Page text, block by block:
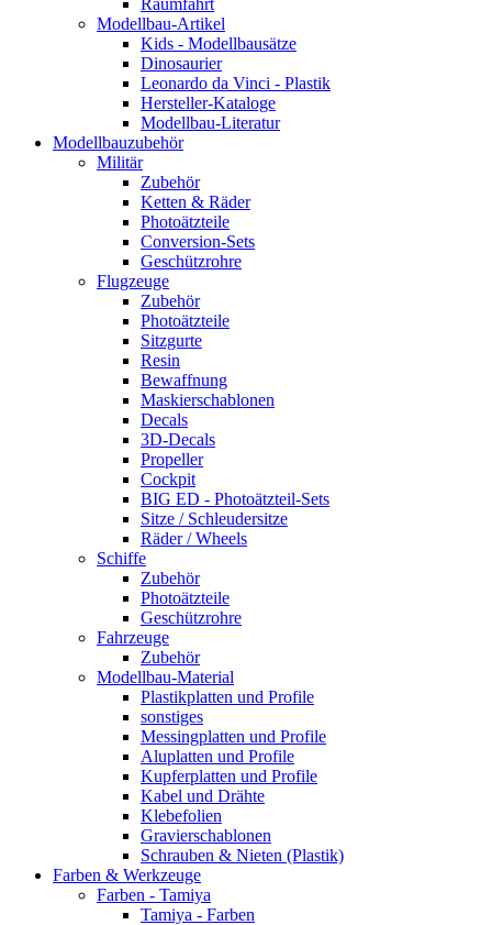
Raumfahrt
Modellbau-Artikel
Kids - Modellbausätze
Dinosaurier
Leonardo da Vinci - Plastik
Hersteller-Kataloge
Modellbau-Literatur
Modellbauzubehör
Militär
Zubehör
Ketten & Räder
Photoätzteile
Conversion-Sets
Geschützrohre
Flugzeuge
Zubehör
Photoätzteile
Sitzgurte
Resin
Bewaffnung
Maskierschablonen
Decals
3D-Decals
Propeller
Cockpit
BIG ED - Photoätzteil-Sets
Sitze / Schleudersitze
Räder / Wheels
Schiffe
Zubehör
Photoätzteile
Geschützrohre
Fahrzeuge
Zubehör
Modellbau-Material
Plastikplatten und Profile
sonstiges
Messingplatten und Profile
Aluplatten und Profile
Kupferplatten und Profile
Kabel und Drähte
Klebefolien
Gravierschablonen
Schrauben & Nieten (Plastik)
Farben & Werkzeuge
Farben - Tamiya
Tamiya - Farben